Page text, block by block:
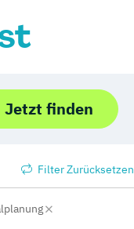
Jetzt finden
Filter Zurücksetzen